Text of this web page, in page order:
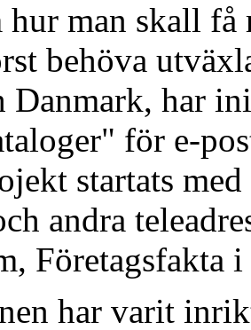
man skall få
behöva
Danmark, har
för e-
startats
andra
Företagsfakta
har varit